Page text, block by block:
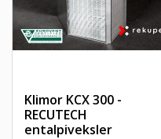
Klimor KCX 300 -
RECUTECH
entalpiveksler